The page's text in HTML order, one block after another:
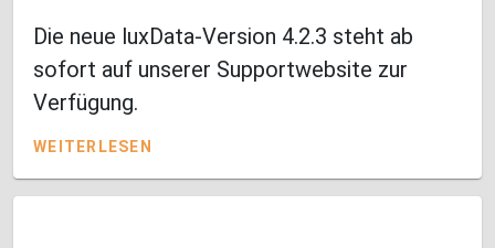
Die neue luxData-Version 4.2.3 steht ab
sofort auf unserer Supportwebsite zur
Verfügung.
WEITERLESEN